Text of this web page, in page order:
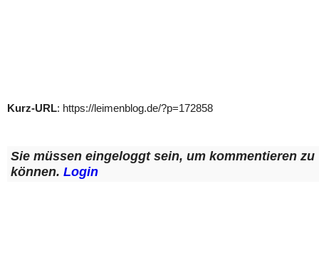
Kurz-URL: https://leimenblog.de/?p=172858
Sie müssen eingeloggt sein, um kommentieren zu
können. Login